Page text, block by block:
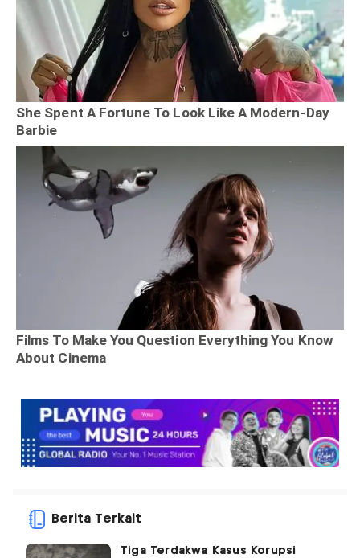
Berita Terkait
Tiga Terdakwa Kasus Korupsi